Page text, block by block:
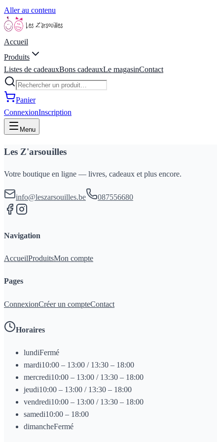
Aller au contenu
Accueil
Produits
Listes de cadeauxBons cadeauxLe magasinContact
Panier
ConnexionInscription
Menu
Les Z'arsouilles
Votre boutique en ligne — livres, cadeaux et plus encore.
info@leszarsouilles.be 087556680
Navigation
AccueilProduitsMon compte
Pages
ConnexionCréer un compteContact
Horaires
lundiFermé
mardi10:00 – 13:00 / 13:30 – 18:00
mercredi10:00 – 13:00 / 13:30 – 18:00
jeudi10:00 – 13:00 / 13:30 – 18:00
vendredi10:00 – 13:00 / 13:30 – 18:00
samedi10:00 – 18:00
dimancheFermé